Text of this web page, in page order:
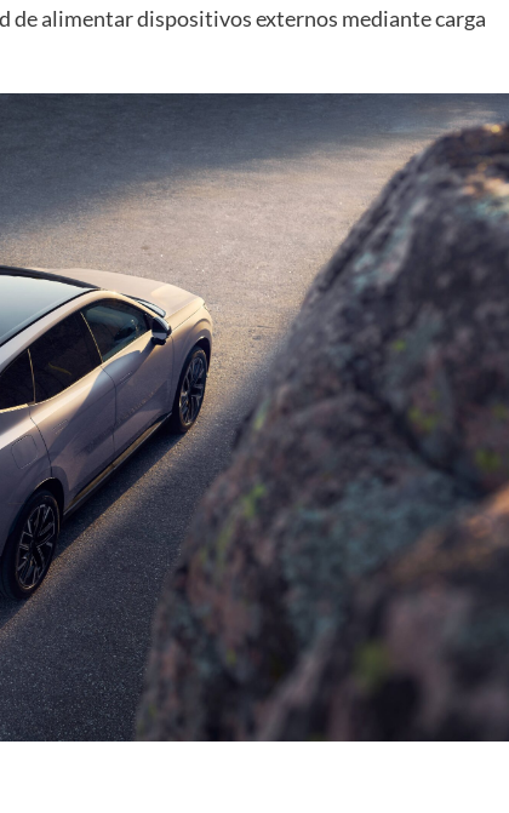
de alimentar dispositivos externos mediante carga